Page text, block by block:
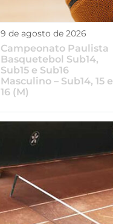
9 de agosto de 2026
Campeonato Paulista
Basquetebol Sub14,
Sub15 e Sub16
Masculino – Sub14, 15 e
16 (M)